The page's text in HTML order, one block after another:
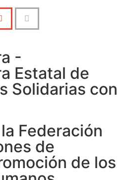
-
Estatal de
Solidarias con
Federación
de
de los